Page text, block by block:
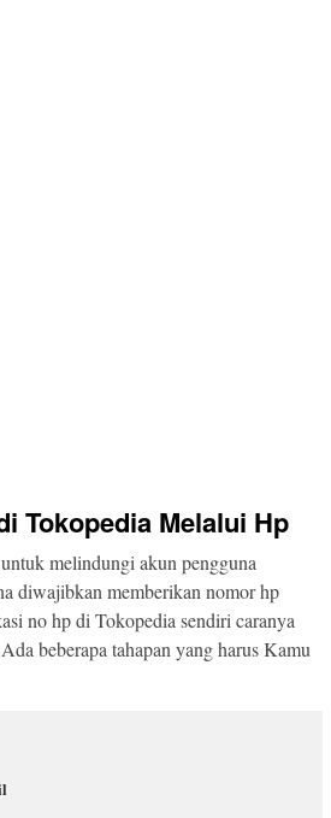
Tokopedia Melalui Hp
melindungi akun pengguna
diwajibkan memberikan nomor hp
no hp di Tokopedia sendiri caranya
beberapa tahapan yang harus Kamu